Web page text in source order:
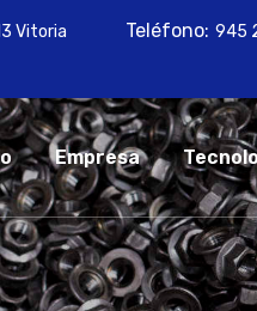
Vitoria Teléfono: 945
Empresa